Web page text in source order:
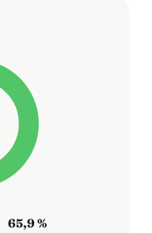
65,9 %